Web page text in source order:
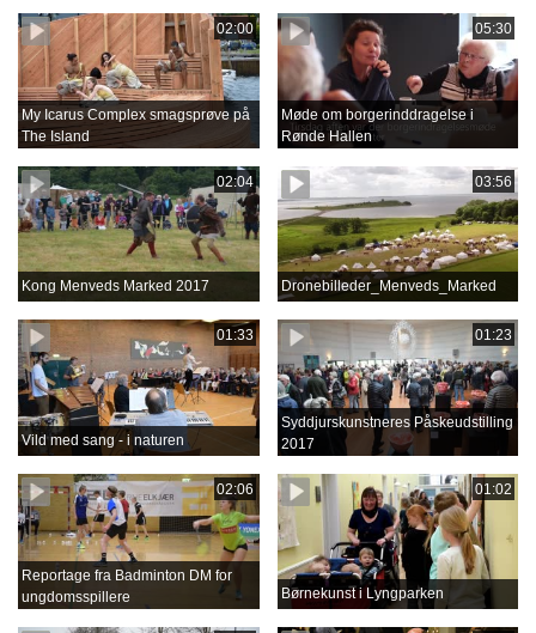
02:00
My Icarus Complex smagsprøve på
The Island
05:30
Møde om borgerinddragelse i
Rønde Hallen
02:04
Kong Menveds Marked 2017
03:56
Dronebilleder_Menveds_Marked
01:33
Vild med sang - i naturen
01:23
Syddjurskunstneres Påskeudstilling
2017
02:06
Reportage fra Badminton DM for
ungdomsspillere
01:02
Børnekunst i Lyngparken